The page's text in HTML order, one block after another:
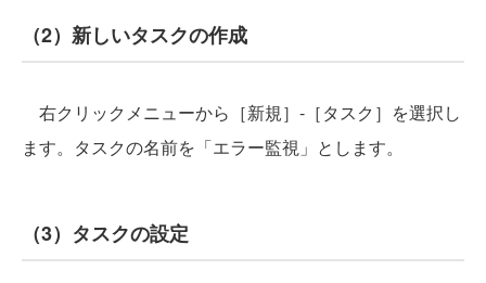
（2）新しいタスクの作成
右クリックメニューから［新規］-［タスク］を選択し
ます。タスクの名前を「エラー監視」とします。
（3）タスクの設定